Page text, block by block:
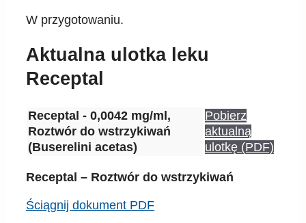
W przygotowaniu.
Aktualna ulotka leku
Receptal
Receptal - 0,0042 mg/ml,
Roztwór do wstrzykiwań
(Buserelini acetas)
Pobierz
aktualną
ulotkę (PDF)
Receptal – Roztwór do wstrzykiwań
Ściągnij dokument PDF